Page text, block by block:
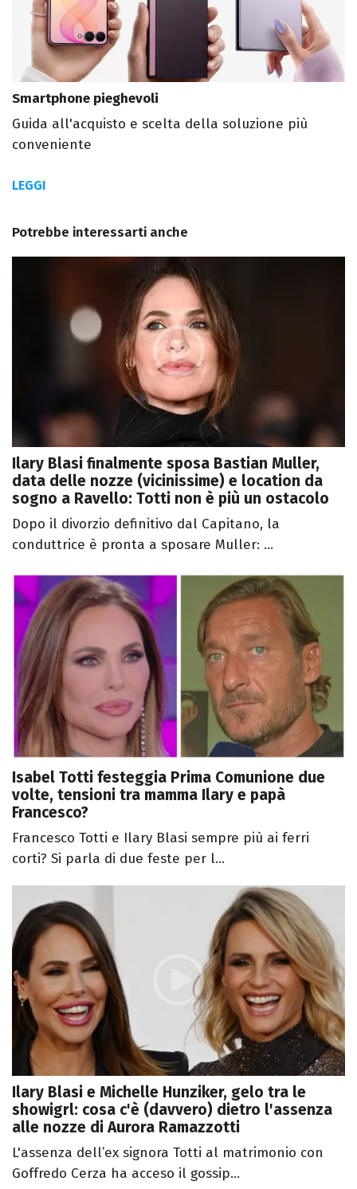
Smartphone pieghevoli
Guida all'acquisto e scelta della soluzione più
conveniente
LEGGI
Potrebbe interessarti anche
Ilary Blasi finalmente sposa Bastian Muller,
data delle nozze (vicinissime) e location da
sogno a Ravello: Totti non è più un ostacolo
Dopo il divorzio definitivo dal Capitano, la
conduttrice è pronta a sposare Muller: ...
Isabel Totti festeggia Prima Comunione due
volte, tensioni tra mamma Ilary e papà
Francesco?
Francesco Totti e Ilary Blasi sempre più ai ferri
corti? Si parla di due feste per l...
Ilary Blasi e Michelle Hunziker, gelo tra le
showigrl: cosa c'è (davvero) dietro l'assenza
alle nozze di Aurora Ramazzotti
L'assenza dell’ex signora Totti al matrimonio con
Goffredo Cerza ha acceso il gossip...